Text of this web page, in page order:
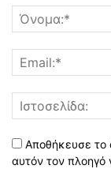
Αποθήκευσε το
αυτόν τον